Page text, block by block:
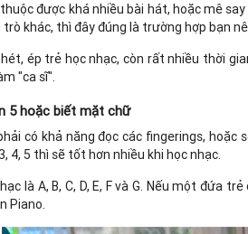
được khá nhiều bài hát, hoặc mê
khác, thì đây đúng là trường hợp bạn
ép trẻ học nhạc, còn rất nhiều thời
"ca sĩ".
5 hoặc biết mặt chữ
có khả năng đọc các fingerings,
4, 5 thì sẽ tốt hơn nhiều khi học nhạc.
là A, B, C, D, E, F và G. Nếu một
Piano.